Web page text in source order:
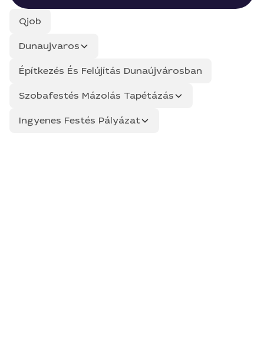
Qjob
Dunaujvaros
Építkezés És Felújítás Dunaújvárosban
Szobafestés Mázolás Tapétázás
Ingyenes Festés Pályázat